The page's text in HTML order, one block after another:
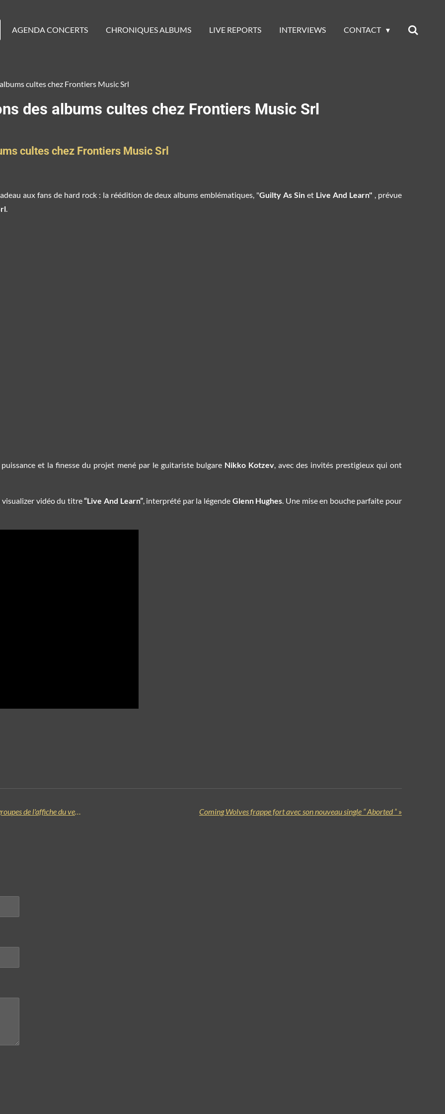
AGENDA CONCERTS CHRONIQUES ALBUMS LIVE REPORTS INTERVIEWS CONTACT
cultes chez Frontiers Music Srl
des albums cultes chez Frontiers Music Srl
cultes chez Frontiers Music Srl
aux fans de hard rock : la réédition de deux albums emblématiques, "Guilty As Sin et Live And Learn" , prévue
.
et la finesse du projet mené par le guitariste bulgare Nikko Kotzev, avec des invités prestigieux qui ont
visualizer vidéo du titre“Live And Learn”, interprété par la légende Glenn Hughes. Une mise en bouche parfaite pour
HEAVY WEEK-END 2026 : annonce des trois derniers groupes de l'affiche du vendredi ! Coming Wolves frappe fort avec son nouveau single “ Aborted ” »